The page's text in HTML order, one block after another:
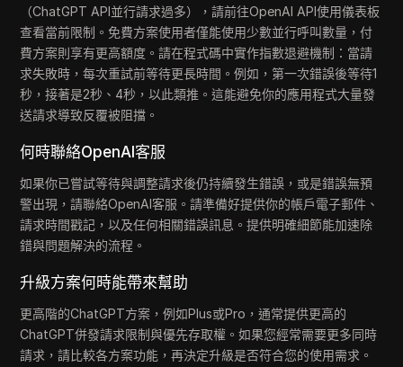
（ChatGPT API並行請求過多），請前往OpenAI API使用儀表板
查看當前限制。免費方案使用者僅能使用少數並行呼叫數量，付
費方案則享有更高額度。請在程式碼中實作指數退避機制：當請
求失敗時，每次重試前等待更長時間。例如，第一次錯誤後等待1
秒，接著是2秒、4秒，以此類推。這能避免你的應用程式大量發
送請求導致反覆被阻擋。
何時聯絡OpenAI客服
如果你已嘗試等待與調整請求後仍持續發生錯誤，或是錯誤無預
警出現，請聯絡OpenAI客服。請準備好提供你的帳戶電子郵件、
請求時間戳記，以及任何相關錯誤訊息。提供明確細節能加速除
錯與問題解決的流程。
升級方案何時能帶來幫助
更高階的ChatGPT方案，例如Plus或Pro，通常提供更高的
ChatGPT併發請求限制與優先存取權。如果您經常需要更多同時
請求，請比較各方案功能，再決定升級是否符合您的使用需求。